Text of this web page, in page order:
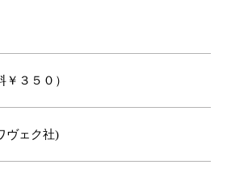
３５０）
ヴェク社)